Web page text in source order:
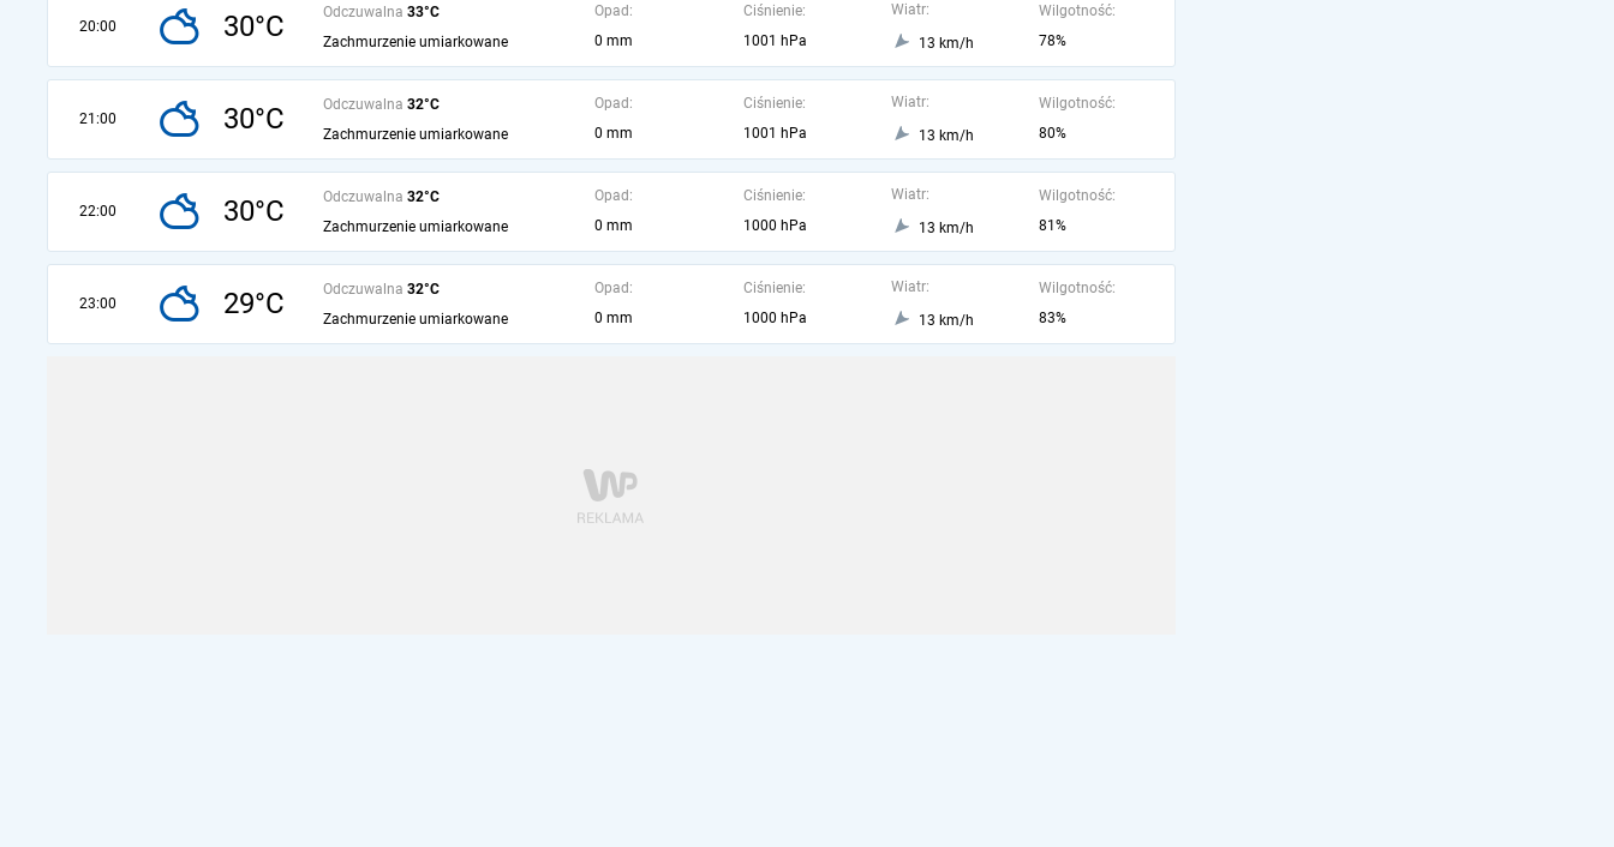
20:00 30°C Odczuwalna 33°C
Zachmurzenie umiarkowane
Opad:
0 mm
Ciśnienie:
1001 hPa
Wiatr:
13 km/h
Wilgotność:
78%
21:00 30°C Odczuwalna 32°C
Zachmurzenie umiarkowane
Opad:
0 mm
Ciśnienie:
1001 hPa
Wiatr:
13 km/h
Wilgotność:
80%
22:00 30°C Odczuwalna 32°C
Zachmurzenie umiarkowane
Opad:
0 mm
Ciśnienie:
1000 hPa
Wiatr:
13 km/h
Wilgotność:
81%
23:00 29°C Odczuwalna 32°C
Zachmurzenie umiarkowane
Opad:
0 mm
Ciśnienie:
1000 hPa
Wiatr:
13 km/h
Wilgotność:
83%